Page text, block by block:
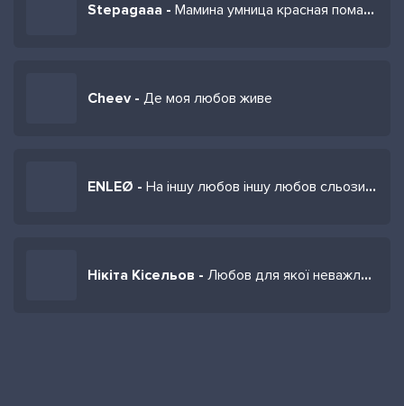
Stepagaaa - Мамина умница красная помада
Cheev - Де моя любов живе
ENLEØ - На іншу любов іншу любов сльози всі вже пролито
Нікіта Кісельов - Любов для якої неважливі роки